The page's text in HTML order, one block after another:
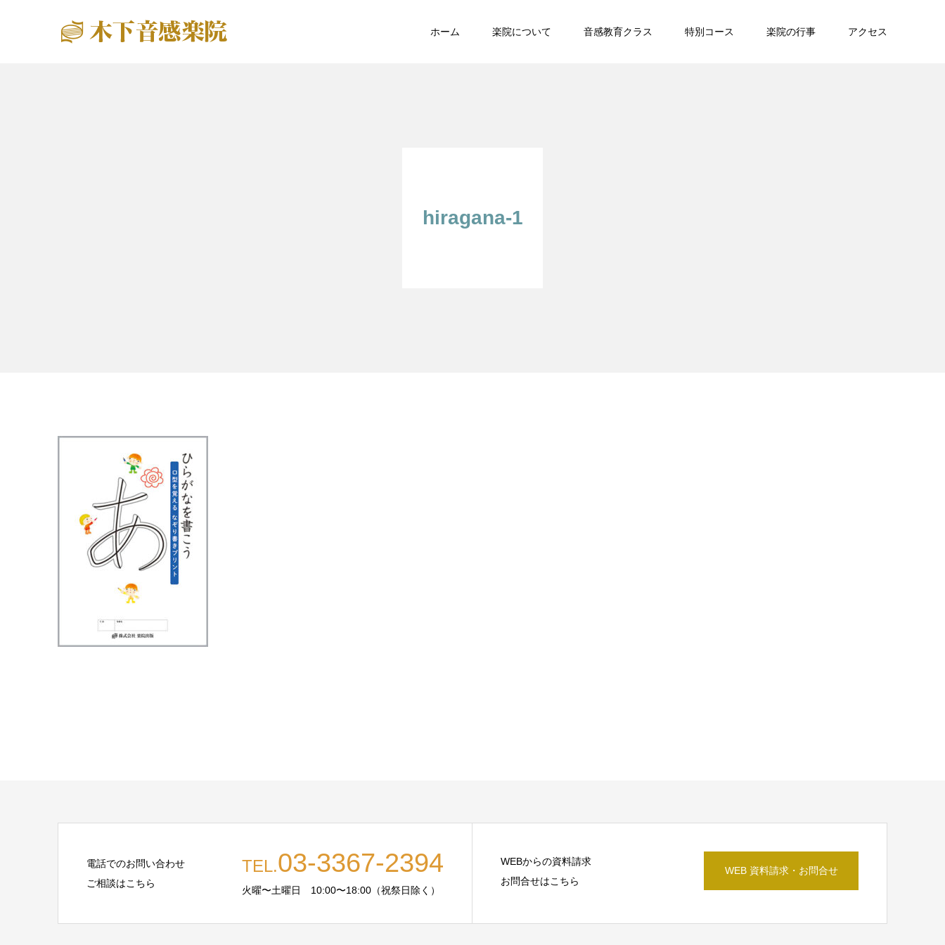
ホーム 楽院について 音感教育クラス 特別コース 楽院の行事 アクセス
hiragana-1
電話でのお問い合わせ
ご相談はこちら
TEL.03-3367-2394
火曜〜土曜日 10:00〜18:00（祝祭日除く）
WEBからの資料請求
お問合せはこちら
WEB 資料請求・お問合せ